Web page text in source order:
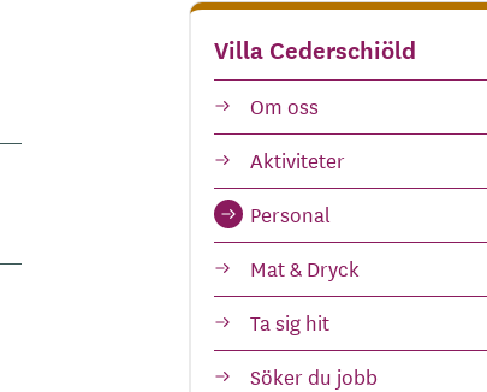
Villa Cederschiöld
Om oss
Aktiviteter
Personal
Mat & Dryck
Ta sig hit
Söker du jobb